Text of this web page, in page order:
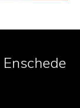
Enschede